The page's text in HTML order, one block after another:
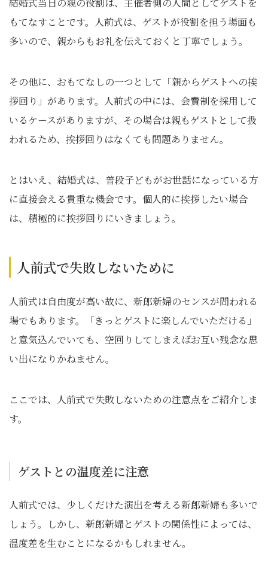
もてなすことです。人前式は、ゲストが役割を担う場面も
多いので、親からもお礼を伝えておくと丁寧でしょう。
その他に、おもてなしの一つとして「親からゲストへの挨
拶回り」があります。人前式の中には、会費制を採用して
いるケースがありますが、その場合は親もゲストとして扱
われるため、挨拶回りはなくても問題ありません。
とはいえ、結婚式は、普段子どもがお世話になっている方
に直接会える貴重な機会です。個人的に挨拶したい場合
は、積極的に挨拶回りにいきましょう。
人前式で失敗しないために
人前式は自由度が高い故に、新郎新婦のセンスが問われる
場でもあります。「きっとゲストに楽しんでいただける」
と意気込んでいても、空回りしてしまえばお互い残念な思
い出になりかねません。
ここでは、人前式で失敗しないための注意点をご紹介しま
す。
ゲストとの温度差に注意
人前式では、少しくだけた演出を考える新郎新婦も多いで
しょう。しかし、新郎新婦とゲストの関係性によっては、
温度差を生むことになるかもしれません。